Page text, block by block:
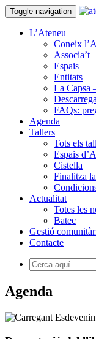
Toggle navigation
L’Ateneu
Coneix
Associa’t
Espais
Entitats
La Capsa
FAQs:
Agenda
Tallers
Tots els
Espais
Cistella
Finalitza
Actualitat
Totes les
Batec
Gestió
Contacte
Agenda